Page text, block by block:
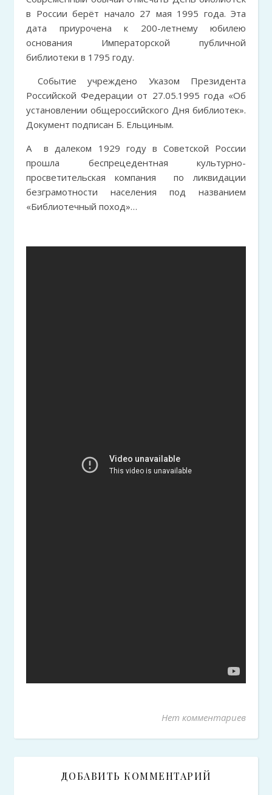
в России берёт начало 27 мая 1995 года. Эта
дата приурочена к 200-летнему юбилею
основания Императорской публичной
библиотеки в 1795 году.
Событие учреждено Указом Президента
Российской Федерации от 27.05.1995 года «Об
установлении общероссийского Дня библиотек».
Документ подписан Б. Ельциным.
А в далеком 1929 году в Советской России
прошла беспрецедентная культурно-
просветительская компания по ликвидации
безграмотности населения под названием
«Библиотечный поход»…
Нет комментариев
ДОБАВИТЬ КОММЕНТАРИЙ